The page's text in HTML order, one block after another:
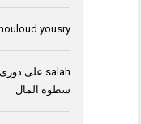
yousry
salah على
سطوة المال